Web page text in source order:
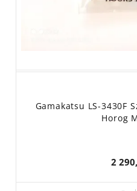
Gamakatsu LS-3430F
Horog
2